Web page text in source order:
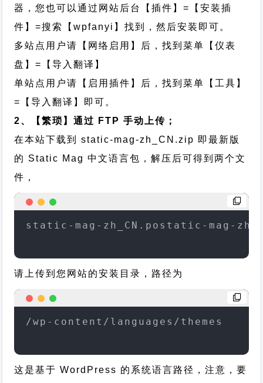
器，您也可以通过网站后台【插件】=【安装插
件】=搜索【wpfanyi】找到，然后安装即可。
多站点用户请【网络启用】后，找到菜单【仪表
盘】=【导入翻译】
单站点用户请【启用插件】后，找到菜单【工具】
=【导入翻译】即可。
2、【繁琐】通过 FTP 手动上传；
在本站下载到static-mag-zh_CN.zip 即最新版
的 Static Mag 中文语言包，解压后可得到两个文
件，
static-mag-zh_CN.postatic-mag-
请上传到您网站的安装目录，路径为
/wp-content/languages/themes
这是基于 WordPress 的系统语言路径，注意，要